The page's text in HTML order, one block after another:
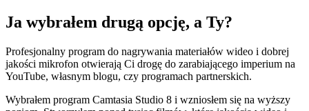
Ja wybrałem drugą opcję, a Ty?
Profesjonalny program do nagrywania materiałów wideo i dobrej
jakości mikrofon otwierają Ci drogę do zarabiającego imperium na
YouTube, własnym blogu, czy programach partnerskich.
Wybrałem program Camtasia Studio 8 i wzniosłem się na wyższy